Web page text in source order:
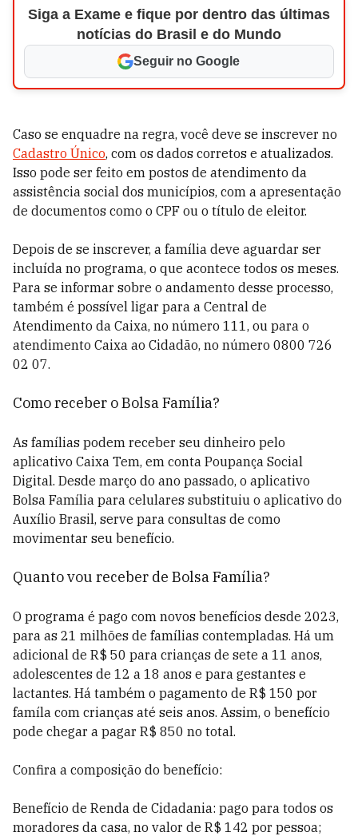
Siga a Exame e fique por dentro das últimas
notícias do Brasil e do Mundo
Seguir no Google
Caso se enquadre na regra, você deve se inscrever no
Cadastro Único, com os dados corretos e atualizados.
Isso pode ser feito em postos de atendimento da
assistência social dos municípios, com a apresentação
de documentos como o CPF ou o título de eleitor.
Depois de se inscrever, a família deve aguardar ser
incluída no programa, o que acontece todos os meses.
Para se informar sobre o andamento desse processo,
também é possível ligar para a Central de
Atendimento da Caixa, no número 111, ou para o
atendimento Caixa ao Cidadão, no número 0800 726
02 07.
Como receber o Bolsa Família?
As famílias podem receber seu dinheiro pelo
aplicativo Caixa Tem, em conta Poupança Social
Digital. Desde março do ano passado, o aplicativo
Bolsa Família para celulares substituiu o aplicativo do
Auxílio Brasil, serve para consultas de como
movimentar seu benefício.
Quanto vou receber de Bolsa Família?
O programa é pago com novos benefícios desde 2023,
para as 21 milhões de famílias contempladas. Há um
adicional de R$ 50 para crianças de sete a 11 anos,
adolescentes de 12 a 18 anos e para gestantes e
lactantes. Há também o pagamento de R$ 150 por
famíla com crianças até seis anos. Assim, o benefício
pode chegar a pagar R$ 850 no total.
Confira a composição do benefício:
Benefício de Renda de Cidadania: pago para todos os
moradores da casa, no valor de R$ 142 por pessoa;